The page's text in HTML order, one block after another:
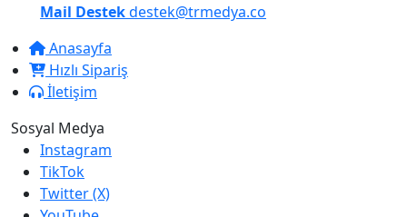
Mail Destekdestek@trmedya.co
Anasayfa
Hızlı Sipariş
İletişim
Sosyal Medya
Instagram
TikTok
Twitter (X)